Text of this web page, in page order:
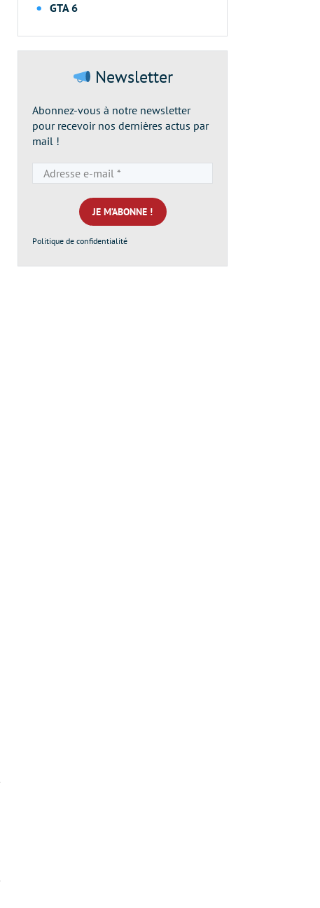
GTA 6
Newsletter
Abonnez-vous à notre newsletter
pour recevoir nos dernières actus par
mail !
e-
mail
*
Politique de confidentialité